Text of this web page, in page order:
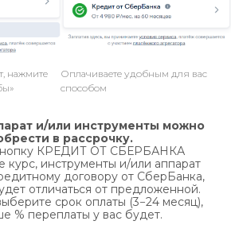
нажмите
Оплачиваете удобным для вас
способом
и/или инструменты можно
в рассрочку.
КРЕДИТ ОТ СБЕРБАНКА
курс, инструменты и/или аппарат
договору от СберБанка,
отличаться от предложенной.
срок оплаты (3−24 месяц),
% переплаты у вас будет.